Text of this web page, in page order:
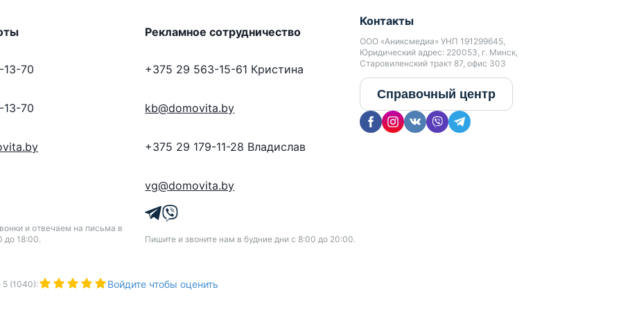
70
70
и отвечаем на письма в
до 18:00.
Рекламное сотрудничество
+375 29 563-15-61 Кристина
kb@domovita.by
+375 29 179-11-28 Владислав
vg@domovita.by
Пишите и звоните нам в будние дни с 8:00 до 20:00.
Контакты
ООО «Аниксмедиа» УНП 191299645,
Юридический адрес: 220053, г. Минск,
Старовиленский тракт 87, офис 303
Справочный центр
5 (1040): Войдите чтобы оценить